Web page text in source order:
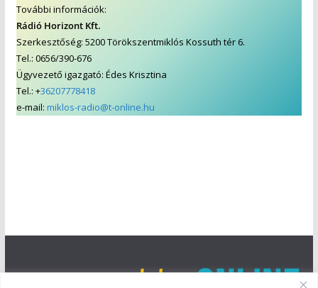
További információk:
Rádió Horizont Kft.
Szerkesztőség: 5200 Törökszentmiklós Kossuth tér 6.
Tel.: 0656/390-676
Ügyvezető igazgató: Édes Krisztina
Tel.: +36207778418
e-mail: miklos-radio@t-online.hu